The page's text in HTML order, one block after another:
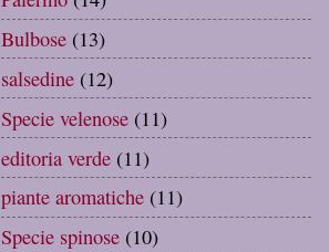
Bulbose (13)
salsedine (12)
Specie velenose (11)
editoria verde (11)
piante aromatiche (11)
Specie spinose (10)